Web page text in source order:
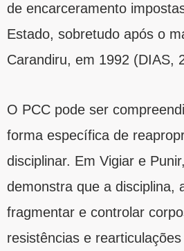
de encarceramento
Estado, sobretudo após o
Carandiru, em 1992 (DIAS,
O PCC pode ser
forma específica de
disciplinar. Em Vigiar e
demonstra que a disciplina,
fragmentar e controlar
resistências e